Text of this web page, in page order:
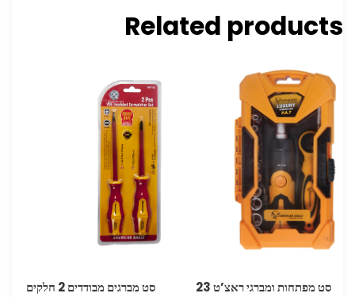
Related products
סט מפתחות ומברגי ראצ’ט 23
סט מברגים מבודדים 2 חלקים